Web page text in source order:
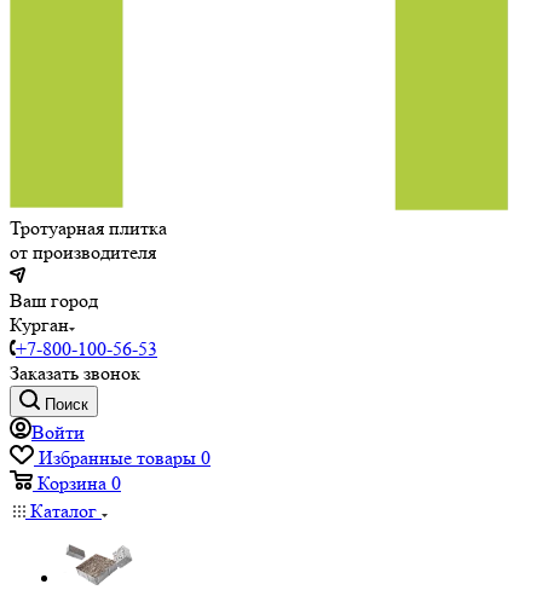
Тротуарная плитка
от производителя
Ваш город
Курган
+7-800-100-56-53
Заказать звонок
Поиск
Войти
Избранные товары 0
Корзина 0
Каталог